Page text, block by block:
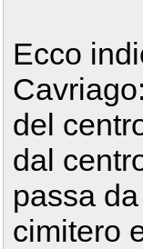
Ecco
del
dal
passa
cimitero